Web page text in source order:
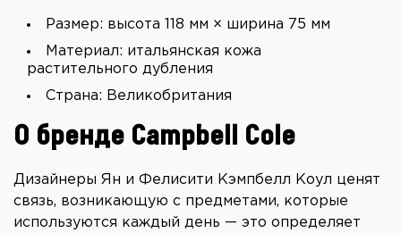
Размер: высота 118 мм × ширина 75 мм
Материал: итальянская кожа
растительного дубления
Страна: Великобритания
О бренде Campbell Cole
Дизайнеры Ян и Фелисити Кэмпбелл Коул ценят
связь, возникающую с предметами, которые
используются каждый день — это определяет